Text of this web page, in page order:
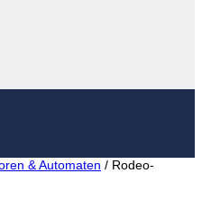
& Automaten / Rodeo-